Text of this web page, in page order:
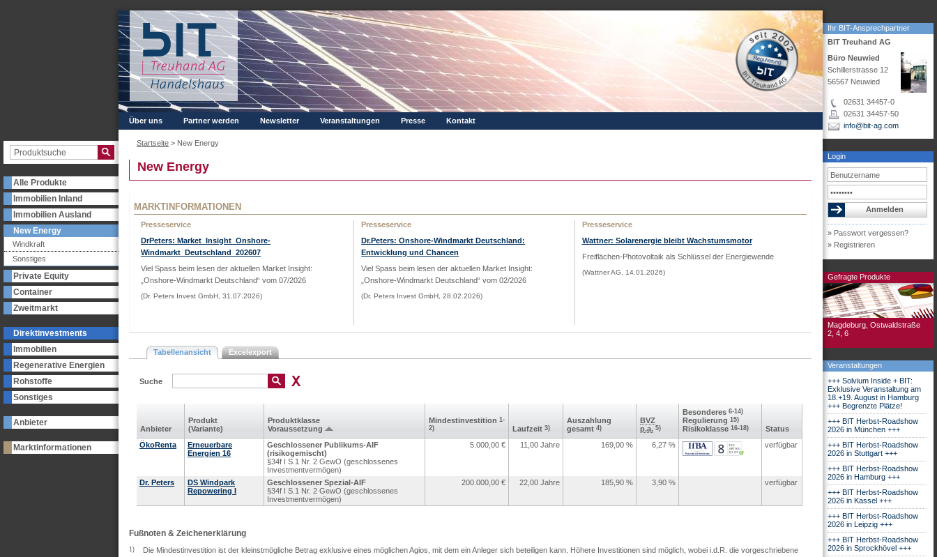
Alle Produkte
Immobilien Inland
Immobilien Ausland
New Energy
Windkraft
Sonstiges
Private Equity
Container
Zweitmarkt
Direktinvestments
Immobilien
Regenerative Energien
Rohstoffe
Sonstiges
Anbieter
Marktinformationen
Ihr BIT-Ansprechpartner
BIT Treuhand AG
Büro Neuwied
Schillerstrasse 12
56567 Neuwied
02631 34457-0
02631 34457-50
info@bit-ag.com
Login
» Passwort vergessen?
» Registrieren
Gefragte Produkte
Magdeburg, Ostwaldstraße
2, 4, 6
Veranstaltungen
+++ Solvium Inside + BIT:
Exklusive Veranstaltung am
18.+19. August in Hamburg
+++ Begrenzte Plätze!
+++ BIT Herbst-Roadshow
2026 in München +++
+++ BIT Herbst-Roadshow
2026 in Stuttgart +++
+++ BIT Herbst-Roadshow
2026 in Hamburg +++
+++ BIT Herbst-Roadshow
2026 in Kassel +++
+++ BIT Herbst-Roadshow
2026 in Leipzig +++
+++ BIT Herbst-Roadshow
2026 in Sprockhövel +++
Über uns Partner werden Newsletter Veranstaltungen Presse Kontakt
Startseite > New Energy
New Energy
MARKTINFORMATIONEN
Presseservice
DrPeters: Market_Insight_Onshore-
Windmarkt_Deutschland_202607
Viel Spass beim lesen der aktuellen Market Insight:
„Onshore-Windmarkt Deutschland“ vom 07/2026
(Dr. Peters Invest GmbH, 31.07.2026)
Presseservice
Dr.Peters: Onshore-Windmarkt Deutschland:
Entwicklung und Chancen
Viel Spass beim lesen der aktuellen Market Insight:
„Onshore-Windmarkt Deutschland“vom 02/2026
(Dr. Peters Invest GmbH, 28.02.2026)
Presseservice
Wattner: Solarenergie bleibt Wachstumsmotor
Freiflächen-Photovoltaik als Schlüssel der Energiewende
(Wattner AG, 14.01.2026)
Tabellenansicht Excelexport
Suche
Anbieter
Produkt
(Variante)
Produkt­klasse
Voraus­setzung
Mindest­investition 1-
2)
Laufzeit 3)
Aus­zahlung
gesamt 4)
BVZ
p.a. 5)
Besonderes 6-14)
Regulierung 15)
Risikoklasse 16-18)
Status
ÖkoRenta
Erneuerbare
Energien 16
Geschlossener Publikums-AIF
(risikogemischt)
§34f I S.1 Nr. 2 GewO (geschlossenes
Investmentvermögen)
5.000,00 € 11,00 Jahre 169,00 % 6,27 % verfügbar
Dr. Peters
DS Windpark
Repowering I
Geschlossener Spezial-AIF
§34f I S.1 Nr. 2 GewO (geschlossenes
Investmentvermögen)
200.000,00 € 22,00 Jahre 185,90 % 3,90 % verfügbar
Fußnoten & Zeichenerklärung
1)
Die Mindestinvestition ist der kleinstmögliche Betrag exklusive eines möglichen Agios, mit dem ein Anleger sich beteiligen kann. Höhere Investitionen sind möglich, wobei i.d.R. die vorgeschriebene